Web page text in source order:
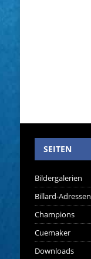
SEITEN
Bildergalerien
Billard-Adressen
Champions
Cuemaker
Downloads